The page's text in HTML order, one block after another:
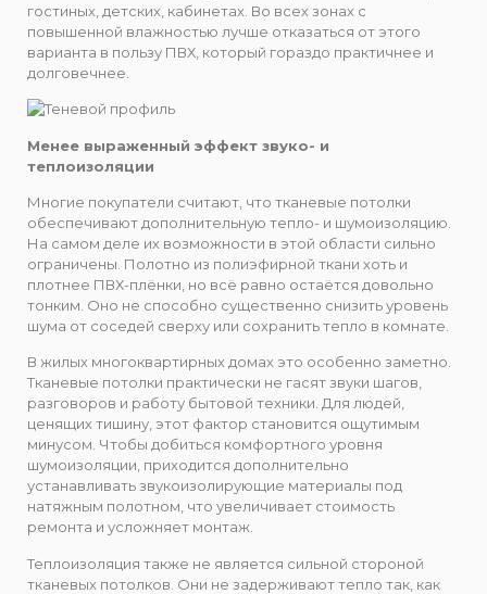
гостиных, детских, кабинетах. Во всех зонах с
повышенной влажностью лучше отказаться от этого
варианта в пользу ПВХ, который гораздо практичнее и
долговечнее.
Менее выраженный эффект звуко- и
теплоизоляции
Многие покупатели считают, что тканевые потолки
обеспечивают дополнительную тепло- и шумоизоляцию.
На самом деле их возможности в этой области сильно
ограничены. Полотно из полиэфирной ткани хоть и
плотнее ПВХ-плёнки, но всё равно остаётся довольно
тонким. Оно не способно существенно снизить уровень
шума от соседей сверху или сохранить тепло в комнате.
В жилых многоквартирных домах это особенно заметно.
Тканевые потолки практически не гасят звуки шагов,
разговоров и работу бытовой техники. Для людей,
ценящих тишину, этот фактор становится ощутимым
минусом. Чтобы добиться комфортного уровня
шумоизоляции, приходится дополнительно
устанавливать звукоизолирующие материалы под
натяжным полотном, что увеличивает стоимость
ремонта и усложняет монтаж.
Теплоизоляция также не является сильной стороной
тканевых потолков. Они не задерживают тепло так, как